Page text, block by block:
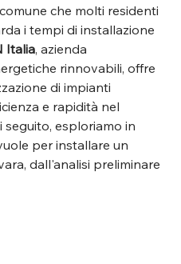
che molti residenti
i tempi di installazione
Italia, azienda
rinnovabili, offre
di impianti
e rapidità nel
seguito, esploriamo in
per installare un
dall'analisi preliminare